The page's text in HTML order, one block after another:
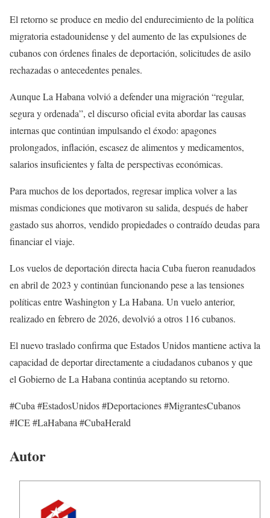
El retorno se produce en medio del endurecimiento de la política
migratoria estadounidense y del aumento de las expulsiones de
cubanos con órdenes finales de deportación, solicitudes de asilo
rechazadas o antecedentes penales.
Aunque La Habana volvió a defender una migración “regular,
segura y ordenada”, el discurso oficial evita abordar las causas
internas que continúan impulsando el éxodo: apagones
prolongados, inflación, escasez de alimentos y medicamentos,
salarios insuficientes y falta de perspectivas económicas.
Para muchos de los deportados, regresar implica volver a las
mismas condiciones que motivaron su salida, después de haber
gastado sus ahorros, vendido propiedades o contraído deudas para
financiar el viaje.
Los vuelos de deportación directa hacia Cuba fueron reanudados
en abril de 2023 y continúan funcionando pese a las tensiones
políticas entre Washington y La Habana. Un vuelo anterior,
realizado en febrero de 2026, devolvió a otros 116 cubanos.
El nuevo traslado confirma que Estados Unidos mantiene activa la
capacidad de deportar directamente a ciudadanos cubanos y que
el Gobierno de La Habana continúa aceptando su retorno.
#Cuba #EstadosUnidos #Deportaciones #MigrantesCubanos
#ICE #LaHabana #CubaHerald
Autor